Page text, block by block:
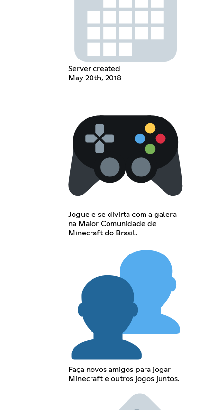
Server created
May 20th, 2018
Jogue e se divirta com a galera
na Maior Comunidade de
Minecraft do Brasil.
Faça novos amigos para jogar
Minecraft e outros jogos juntos.